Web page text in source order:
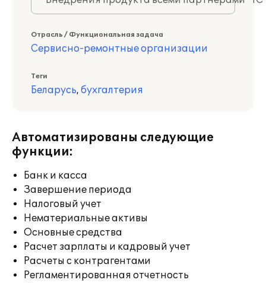
Отрасль / Функциональная задача
Сервисно-ремонтные организации
Теги
Беларусь, бухгалтерия
Автоматизированы следующие
функции:
Банк и касса
Завершение периода
Налоговый учет
Нематериальные активы
Основные средства
Расчет зарплаты и кадровый учет
Расчеты с контрагентами
Регламентированная отчетность